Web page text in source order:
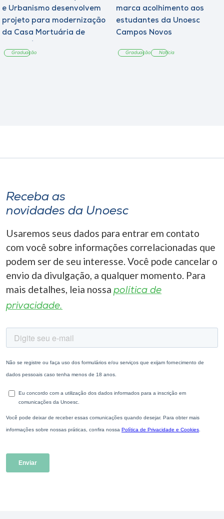
e Urbanismo desenvolvem
projeto para modernização
da Casa Mortuária de
Graduação
marca acolhimento aos
estudantes da Unoesc
Campos Novos
Graduação Notícia
Receba as
novidades da Unoesc
Usaremos seus dados para entrar em contato
com você sobre informações correlacionadas que
podem ser de seu interesse. Você pode cancelar o
envio da divulgação, a qualquer momento. Para
mais detalhes, leia nossa política de
privacidade.